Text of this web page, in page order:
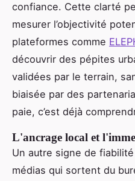
confiance. Cette clarté
mesurer l’objectivité
plateformes comme
découvrir des pépites
validées par le terrain,
biaisée par des
paie, c’est déjà
L'ancrage local et
Un autre signe de fiabilité
médias qui sortent du